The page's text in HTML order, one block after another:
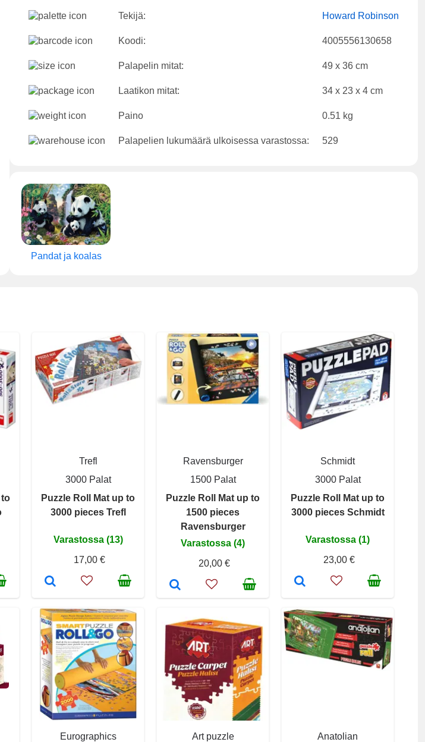
Tekijä: Howard Robinson
Koodi: 4005556130658
Palapelin mitat: 49 x 36 cm
Laatikon mitat: 34 x 23 x 4 cm
Paino 0.51 kg
Palapelien lukumäärä ulkoisessa varastossa: 529
Pandat ja koalas
to
Trefl
3000 Palat
Puzzle Roll Mat up to
3000 pieces Trefl
Varastossa (13)
17,00 €
Ravensburger
1500 Palat
Puzzle Roll Mat up to
1500 pieces
Ravensburger
Varastossa (4)
20,00 €
Schmidt
3000 Palat
Puzzle Roll Mat up to
3000 pieces Schmidt
Varastossa (1)
23,00 €
Eurographics
Art puzzle
Anatolian